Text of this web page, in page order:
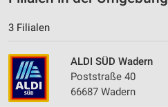
3 Filialen
ALDI SÜD Wadern
Poststraße 40
66687 Wadern